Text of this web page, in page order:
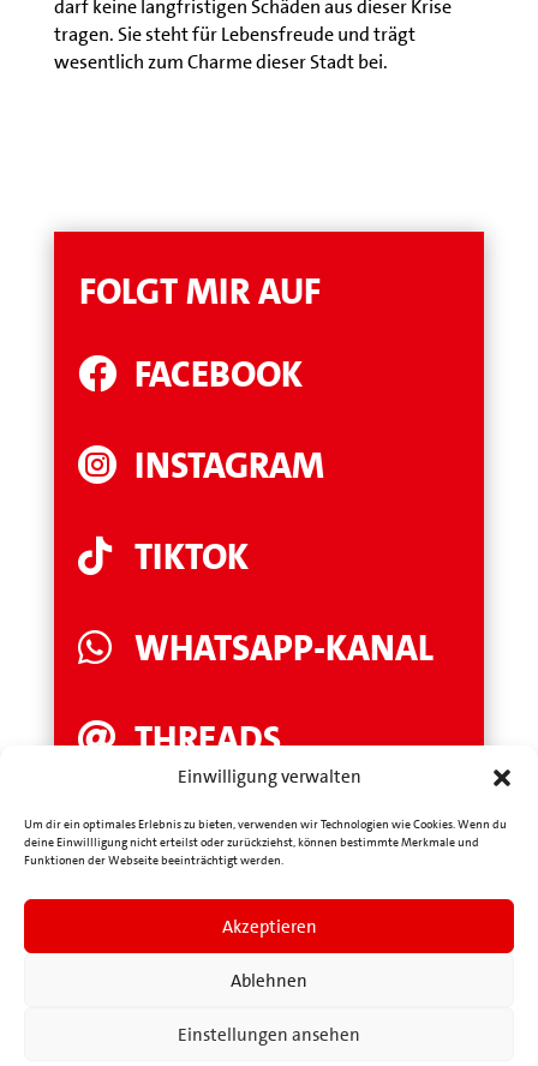
Einwilligung verwalten
Um dir ein optimales Erlebnis zu bieten, verwenden wir Technologien wie Cookies. Wenn du
deine Einwillligung nicht erteilst oder zurückziehst, können bestimmte Merkmale und
Funktionen der Webseite beeinträchtigt werden.
Akzeptieren
Ablehnen
Einstellungen ansehen
darf keine langfristigen Schäden aus dieser Krise
tragen. Sie steht für Lebensfreude und trägt
wesentlich zum Charme dieser Stadt bei.
FOLGT MIR AUF
 FACEBOOK
 INSTAGRAM
 TIKTOK
 WHATSAPP-KANAL
 THREADS
 LINKEDIN
YOUTUBE
Mit Herz & Plan für Saarbrücken. ·Impressum